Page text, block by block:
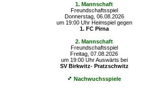
1. Mannschaft
Freundschaftsspiel
Donnerstag, 06.08.2026
um 19:00 Uhr Heimspiel gegen
1. FC Pirna
2. Mannschaft
Freundschaftsspiel
Freitag, 07.08.2026
um 19:00 Uhr Auswärts bei
SV Birkwitz- Pratzschwitz
Nachwuchsspiele